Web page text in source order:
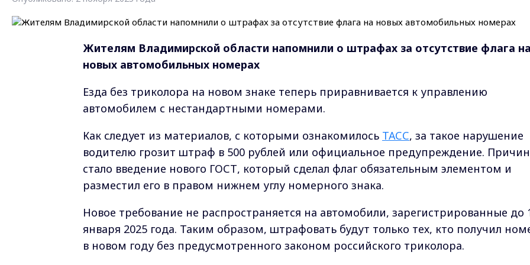
Жителям Владимирской области напомнили о штрафах за отсутствие флага на
новых автомобильных номерах
Езда без триколора на новом знаке теперь приравнивается к управлению
автомобилем с нестандартными номерами.
Как следует из материалов, с которыми ознакомилось ТАСС, за такое нарушение
водителю грозит штраф в 500 рублей или официальное предупреждение.
стало введение нового ГОСТ, который сделал флаг обязательным элементом и
разместил его в правом нижнем углу номерного знака.
Новое требование не распространяется на автомобили, зарегистрированные до
января 2025 года. Таким образом, штрафовать будут только тех, кто получил
в новом году без предусмотренного законом российского триколора.